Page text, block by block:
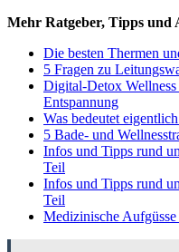
Mehr Ratgeber, Tipps und
Die besten Thermen
5 Fragen zu
Digital-Detox
Entspannung
Was bedeutet
5 Bade- und
Infos und Tipps rund
Teil
Infos und Tipps rund
Teil
Medizinische